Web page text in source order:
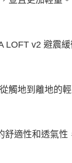
v2 避震緩
觸地到離地的輕
適性和透氣性